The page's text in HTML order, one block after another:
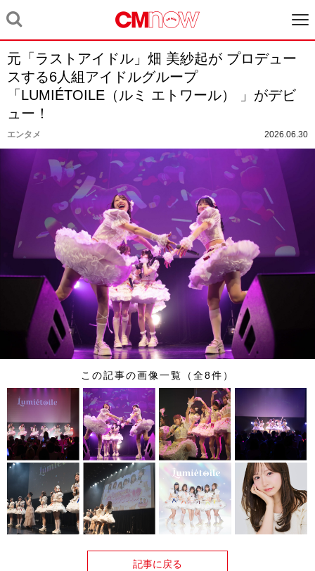
元「ラストアイドル」畑 美紗起が プロデュー
スする6人組アイドルグループ
「LUMIÉTOILE（ルミ エトワール） 」がデビ
ュー！
エンタメ 2026.06.30
この記事の画像一覧（全8件）
記事に戻る